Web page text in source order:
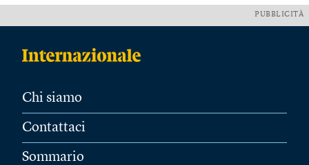
PUBBLICITÀ
Chi siamo
Contattaci
Sommario